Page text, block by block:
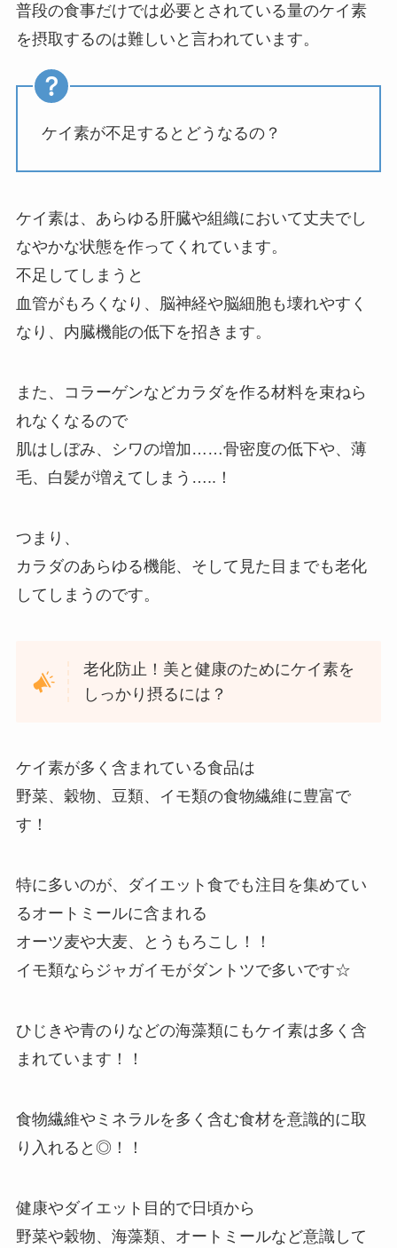
普段の食事だけでは必要とされている量のケイ素
を摂取するのは難しいと言われています。
ケイ素が不足するとどうなるの？
ケイ素は、あらゆる肝臓や組織において丈夫でし
なやかな状態を作ってくれています。
不足してしまうと
血管がもろくなり、脳神経や脳細胞も壊れやすく
なり、内臓機能の低下を招きます。
また、コラーゲンなどカラダを作る材料を束ねら
れなくなるので
肌はしぼみ、シワの増加……骨密度の低下や、薄
毛、白髪が増えてしまう…..！
つまり、
カラダのあらゆる機能、そして見た目までも老化
してしまうのです。
老化防止！美と健康のためにケイ素を
しっかり摂るには？
ケイ素が多く含まれている食品は
野菜、穀物、豆類、イモ類の食物繊維に豊富で
す！
特に多いのが、ダイエット食でも注目を集めてい
るオートミールに含まれる
オーツ麦や大麦、とうもろこし！！
イモ類ならジャガイモがダントツで多いです☆
ひじきや青のりなどの海藻類にもケイ素は多く含
まれています！！
食物繊維やミネラルを多く含む食材を意識的に取
り入れると◎！！
健康やダイエット目的で日頃から
野菜や穀物、海藻類、オートミールなど意識して